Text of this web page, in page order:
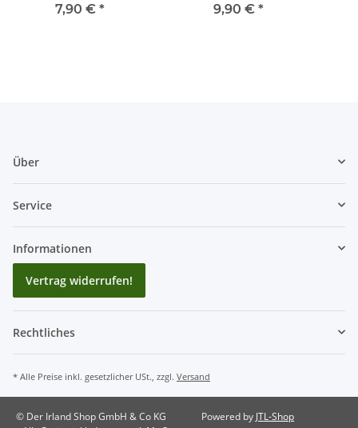
7,90 € *
9,90 € *
Über
Service
Informationen
Vertrag widerrufen!
Rechtliches
* Alle Preise inkl. gesetzlicher USt., zzgl. Versand
© Der Irland Shop GmbH & Co KG
Powered by JTL-Shop